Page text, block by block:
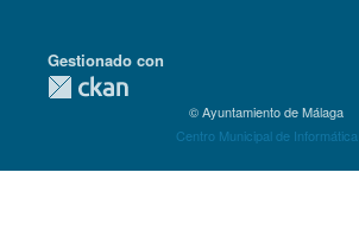
Detalles Técnicos
Gestionado con
© Ayuntamiento de Málaga
Centro Municipal de Informática